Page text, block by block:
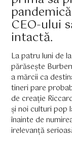
CEO-ului
intactă.
La patru luni de
părăsește
a mărcii ca
tineri pare
de creație
și noi culturi pop
înainte de
irelevanță